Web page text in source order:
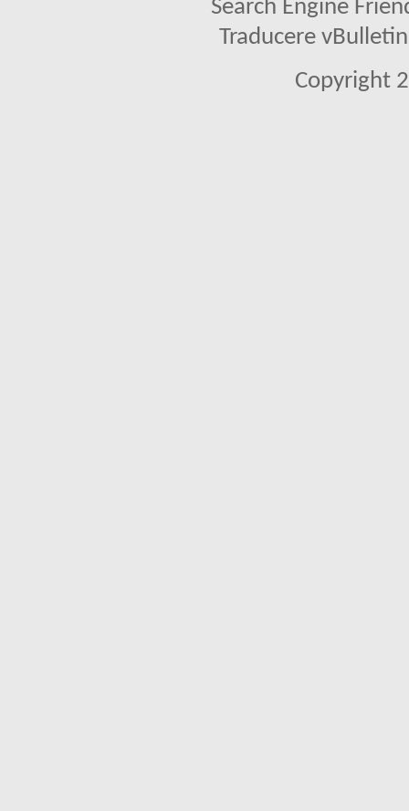
Search Engine
Traducere
Copyright